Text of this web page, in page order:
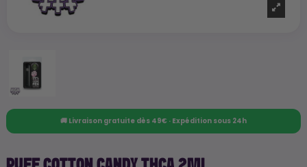
🚚 Livraison gratuite dès 49€ · Expédition sous 24h